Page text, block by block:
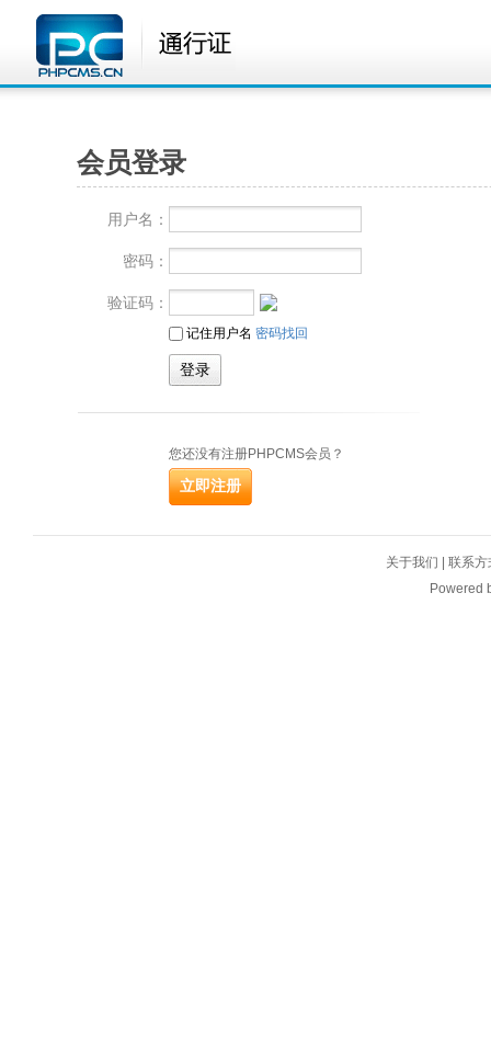
会员登录
用户名：
密码：
验证码：
记住用户名 密码找回
您还没有注册PHPCMS会员？
关于我们
联系方
Powered